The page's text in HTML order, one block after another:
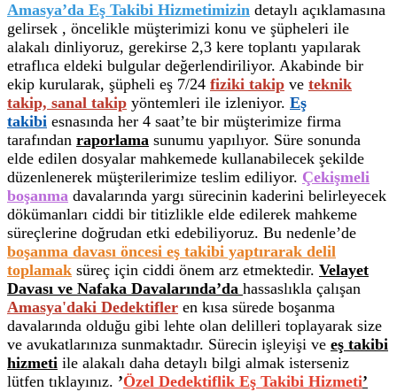
Amasya’da Eş Takibi Hizmetimizin detaylı açıklamasına
gelirsek , öncelikle müşterimizi konu ve şüpheleri ile
alakalı dinliyoruz, gerekirse 2,3 kere toplantı yapılarak
etraflıca eldeki bulgular değerlendiriliyor. Akabinde bir
ekip kurularak, şüpheli eş 7/24 fiziki takip ve teknik
takip, sanal takip yöntemleri ile izleniyor. Eş
takibi esnasında her 4 saat’te bir müşterimize firma
tarafından raporlama sunumu yapılıyor. Süre sonunda
elde edilen dosyalar mahkemede kullanabilecek şekilde
düzenlenerek müşterilerimize teslim ediliyor. Çekişmeli
boşanma davalarında yargı sürecinin kaderini belirleyecek
dökümanları ciddi bir titizlikle elde edilerek mahkeme
süreçlerine doğrudan etki edebiliyoruz. Bu nedenle’de
boşanma davası öncesi eş takibi yaptırarak delil
toplamak süreç için ciddi önem arz etmektedir. Velayet
Davası ve Nafaka Davalarında’da hassaslıkla çalışan
Amasya'daki Dedektifler en kısa sürede boşanma
davalarında olduğu gibi lehte olan delilleri toplayarak size
ve avukatlarınıza sunmaktadır. Sürecin işleyişi ve eş takibi
hizmeti ile alakalı daha detaylı bilgi almak isterseniz
lütfen tıklayınız. ’Özel Dedektiflik Eş Takibi Hizmeti’